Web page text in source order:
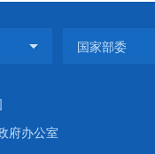
政府办公室